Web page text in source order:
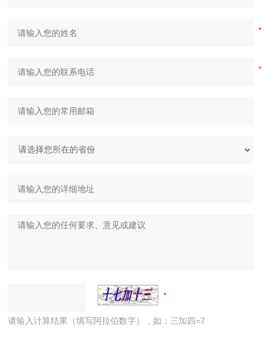
请输入计算结果（填写阿拉伯数字），如：三加四=7